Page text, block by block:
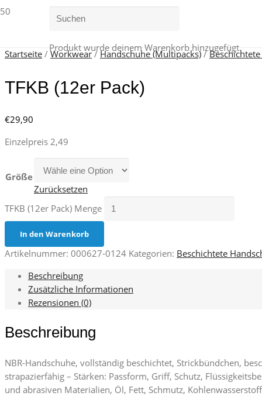
Produkt wurde deinem Warenkorb hinzugefügt.
Startseite /Workwear/ Handschuhe (Multipacks)/
TFKB (12er Pack)
€29,90
Einzelpreis 2,49
Größe
Zurücksetzen
TFKB (12er Pack) Menge
In den Warenkorb
Artikelnummer: 000627-0124 Kategorien: Beschichtete
Beschreibung
Zusätzliche Informationen
Rezensionen (0)
Beschreibung
NBR-Handschuhe, vollständig beschichtet, Strickbündchen,
strapazierfähig – Stärken: Passform, Griff, Schutz,
und abrasiven Materialien, Öl, Fett, Schmutz,